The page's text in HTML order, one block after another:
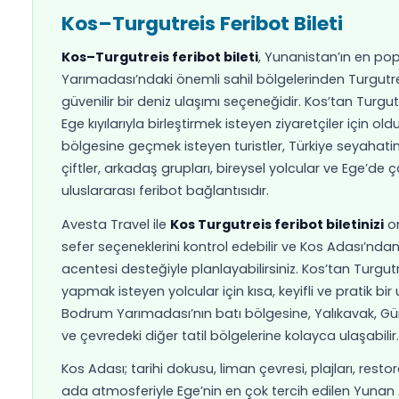
Kos–Turgutreis Feribot Bileti
Kos–Turgutreis feribot bileti ,
Yarımadası’ndaki önemli sahil bölgelerinden
güvenilir bir deniz ulaşımı seçeneğidir.
Ege kıyılarıyla birleştirmek isteyen
bölgesine geçmek isteyen turistler, Türkiye
çiftler, arkadaş grupları, bireysel yolcular ve
uluslararası feribot bağlantısıdır.
Avesta Travel ileKos Turgutreis feribot
sefer seçeneklerini kontrol edebilir ve Kos
acentesi desteğiyle planlayabilirsiniz. Kos’tan